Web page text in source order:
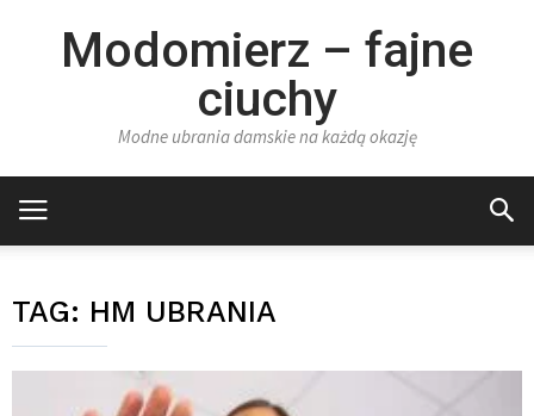
Modomierz – fajne
ciuchy
Modne ubrania damskie na każdą okazję
TAG: HM UBRANIA